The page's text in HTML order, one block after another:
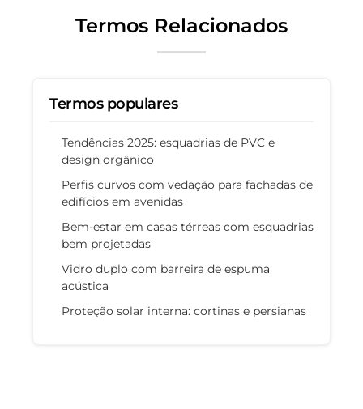
Termos Relacionados
Termos populares
Tendências 2025: esquadrias de PVC e
design orgânico
Perfis curvos com vedação para fachadas de
edifícios em avenidas
Bem-estar em casas térreas com esquadrias
bem projetadas
Vidro duplo com barreira de espuma
acústica
Proteção solar interna: cortinas e persianas